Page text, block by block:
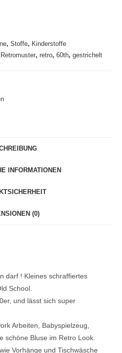
,Stoffe, Kinderstoffe
Retromuster,retro,60th,gestrichelt
INFORMATIONEN
(0)
darf ! Kleines schraffiertes
School.
und lässt sich super
Arbeiten, Babyspielzeug,
schöne Bluse im Retro Look.
Vorhänge und Tischwäsche